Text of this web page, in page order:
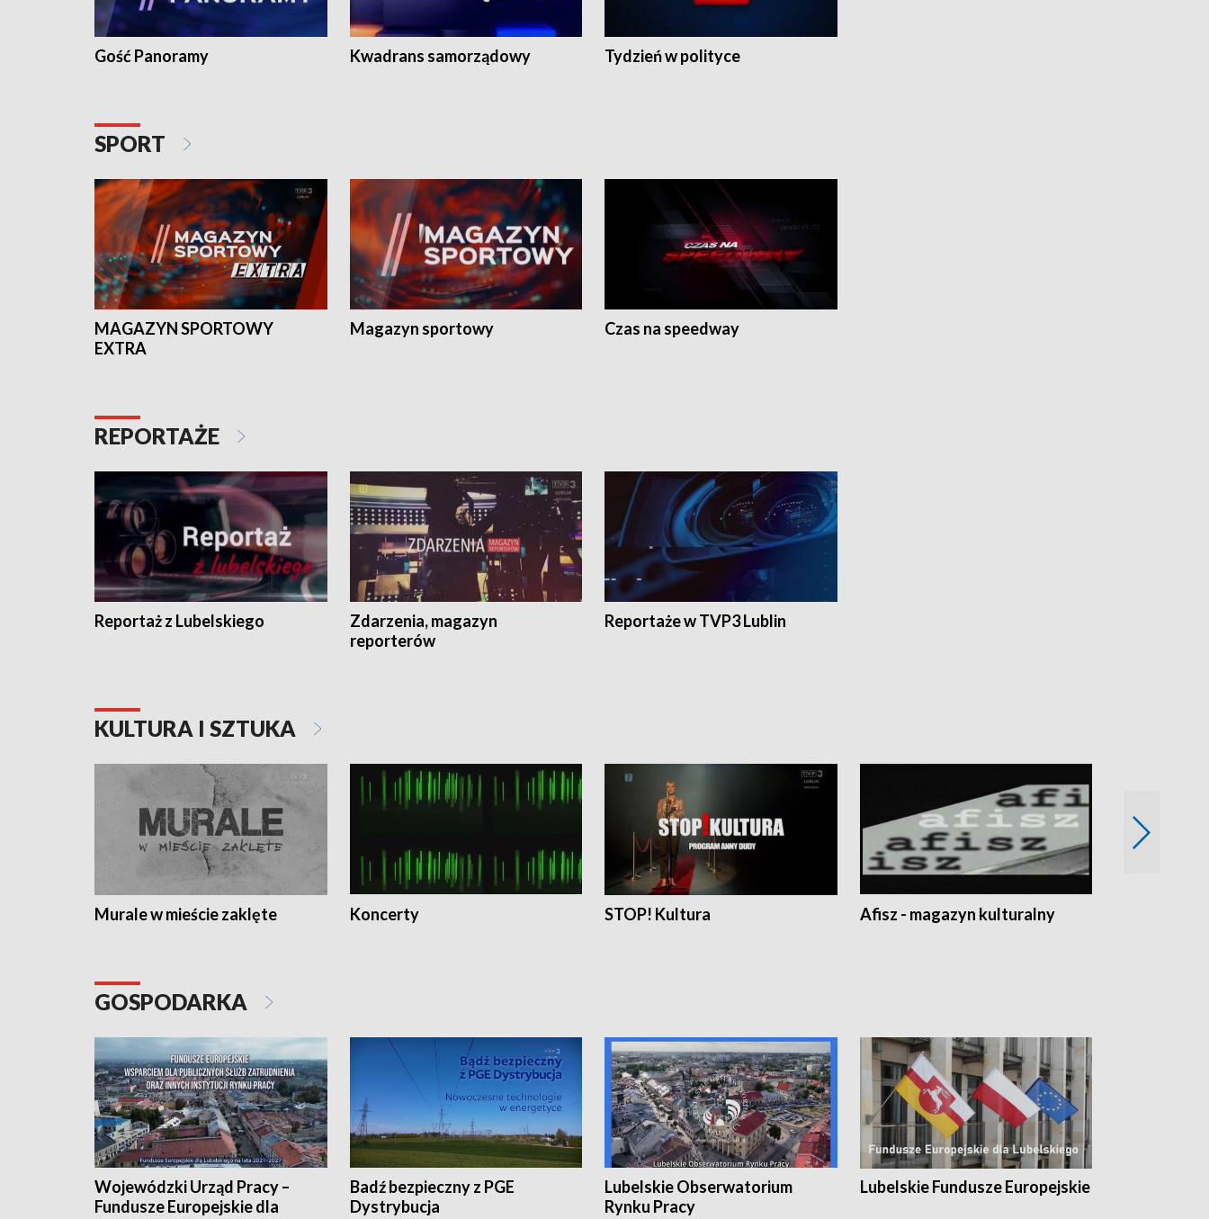
Gość Panoramy Kwadrans samorządowy Tydzień w polityce
SPORT
MAGAZYN SPORTOWY
EXTRA
Magazyn sportowy Czas na speedway
REPORTAŻE
Reportaż z Lubelskiego
Zdarzenia, magazyn
reporterów
Reportaże w TVP3 Lublin
KULTURA I SZTUKA
Murale w mieście zaklęte Koncerty STOP! Kultura Afisz - magazyn kulturalny
GOSPODARKA
Wojewódzki Urząd Pracy –
Fundusze Europejskie dla
Badź bezpieczny z PGE
Dystrybucja
Lubelskie Obserwatorium
Rynku Pracy
Lubelskie Fundusze Europejskie